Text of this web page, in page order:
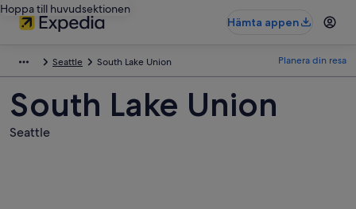
Hoppa till huvudsektionen
Hämta appen
Seattle South Lake Union Planera din resa
South Lake Union
Seattle